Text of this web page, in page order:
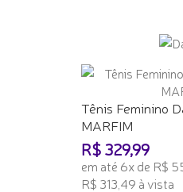
Tênis Feminino
MARFIM
R$ 329,99
em até 6x de R$
R$ 313,49 à vista